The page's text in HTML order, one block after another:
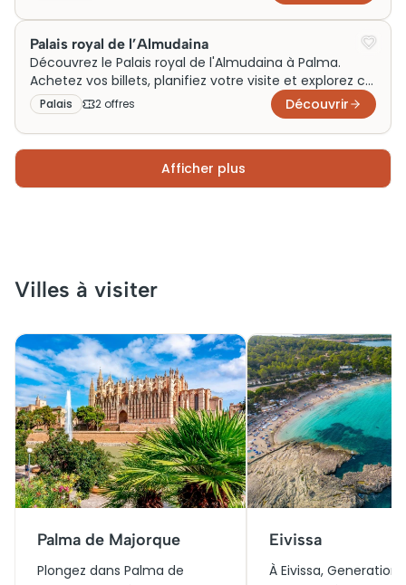
Palais royal de l’Almudaina
Découvrez le Palais royal de l'Almudaina à Palma.
Achetez vos billets, planifiez votre visite et explorez ce
joyau historique dès aujourd'hui !
Palais 2 offres Découvrir
Afficher plus
Villes à visiter
Palma de Majorque
Plongez dans Palma de
Eivissa
À Eivissa, Generation